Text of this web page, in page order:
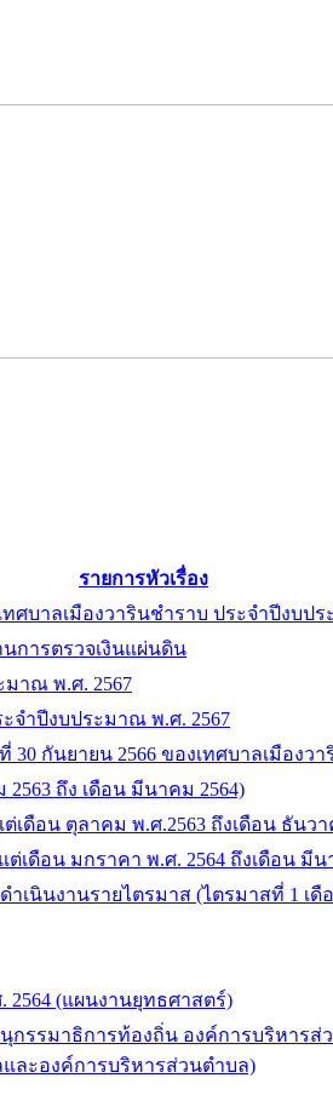
รายการหัวเรื่อง
ศบาลเมืองวารินชำราบ ประจำปีงบปร
การตรวจเงินแผ่นดิน
มาณ พ.ศ. 2567
จำปีงบประมาณ พ.ศ. 2567
กันยายน 2566 ของเทศบาลเมืองวา
ถึง เดือน มีนาคม 2564)
ดือน ตุลาคม พ.ศ.2563 ถึงเดือน ธันวา
เดือน มกราคา พ.ศ. 2564 ถึงเดือน มีน
เนินงานรายไตรมาส (ไตรมาสที่ 1 เ
(แผนงานยุทธศาสตร์)
รรมาธิการท้องถิ่น องค์การบริหารส่
ละองค์การบริหารส่วนตำบล)